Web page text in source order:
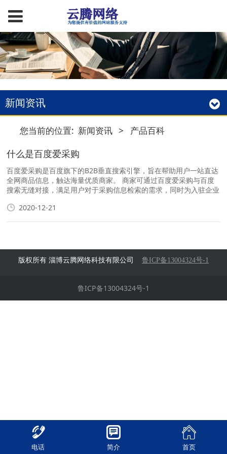
新闻资讯
您当前的位置: 新闻资讯 > 产品百科
什么是百度爱采购
2020-12-21
百度爱采购是百度旗下的B2B垂直搜索引擎，旨在帮助用户一站直达
全网商品信息，触达海量优质商家。 商家可通过百度爱采购与百度
搜索无缝对接，满足用户对于采购信息检索的需求，同时为入驻企业
道、货源问题
版权所有 淄博云腾网络科技有限公司 鲁ICP备13004324号-1
鲁ICP备13004324号-1
电话 简介 首页